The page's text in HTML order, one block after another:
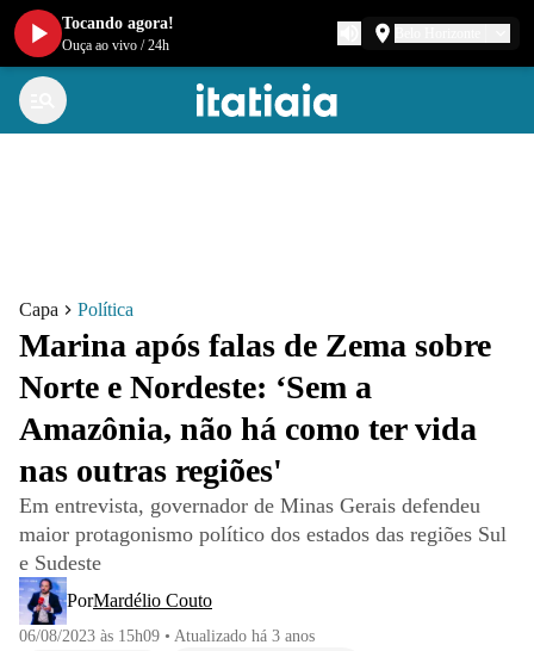
Capa Política
Marina após falas de Zema sobre
Norte e Nordeste: ‘Sem a
Amazônia, não há como ter vida
nas outras regiões'
Em entrevista, governador de Minas Gerais defendeu
maior protagonismo político dos estados das regiões Sul
e Sudeste
PorMardélio Couto
06/08/2023 às 15h09 • Atualizado há 3 anos
Tocando agora!
Ouça ao vivo /24h